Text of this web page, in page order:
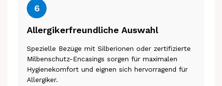
6
Allergikerfreundliche Auswahl
Spezielle Bezüge mit Silberionen oder zertifizierte
Milbenschutz-Encasings sorgen für maximalen
Hygienekomfort und eignen sich hervorragend für
Allergiker.